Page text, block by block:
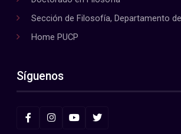
Sección de Filosofía, Departamento
Home PUCP
Síguenos